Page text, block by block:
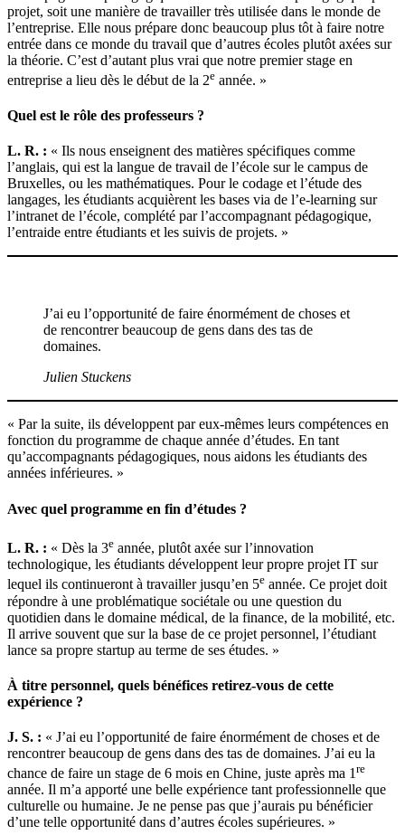
projet, soit une manière de travailler très utilisée dans le monde de
l’entreprise. Elle nous prépare donc beaucoup plus tôt à faire notre
entrée dans ce monde du travail que d’autres écoles plutôt axées sur
la théorie. C’est d’autant plus vrai que notre premier stage en
entreprise a lieu dès le début de la 2e année. »
Quel est le rôle des professeurs ?
L. R. : « Ils nous enseignent des matières spécifiques comme
l’anglais, qui est la langue de travail de l’école sur le campus de
Bruxelles, ou les mathématiques. Pour le codage et l’étude des
langages, les étudiants acquièrent les bases via de l’e-learning sur
l’intranet de l’école, complété par l’accompagnant pédagogique,
l’entraide entre étudiants et les suivis de projets. »
J’ai eu l’opportunité de faire énormément de choses et
de rencontrer beaucoup de gens dans des tas de
domaines.
Julien Stuckens
« Par la suite, ils développent par eux-mêmes leurs compétences en
fonction du programme de chaque année d’études. En tant
qu’accompagnants pédagogiques, nous aidons les étudiants des
années inférieures. »
Avec quel programme en fin d’études ?
L. R. : « Dès la 3e année, plutôt axée sur l’innovation
technologique, les étudiants développent leur propre projet IT sur
lequel ils continueront à travailler jusqu’en 5e année. Ce projet doit
répondre à une problématique sociétale ou une question du
quotidien dans le domaine médical, de la finance, de la mobilité, etc.
Il arrive souvent que sur la base de ce projet personnel, l’étudiant
lance sa propre startup au terme de ses études. »
À titre personnel, quels bénéfices retirez-vous de cette
expérience ?
J. S. : « J’ai eu l’opportunité de faire énormément de choses et de
rencontrer beaucoup de gens dans des tas de domaines. J’ai eu la
chance de faire un stage de 6 mois en Chine, juste après ma 1re
année. Il m’a apporté une belle expérience tant professionnelle que
culturelle ou humaine. Je ne pense pas que j’aurais pu bénéficier
d’une telle opportunité dans d’autres écoles supérieures. »